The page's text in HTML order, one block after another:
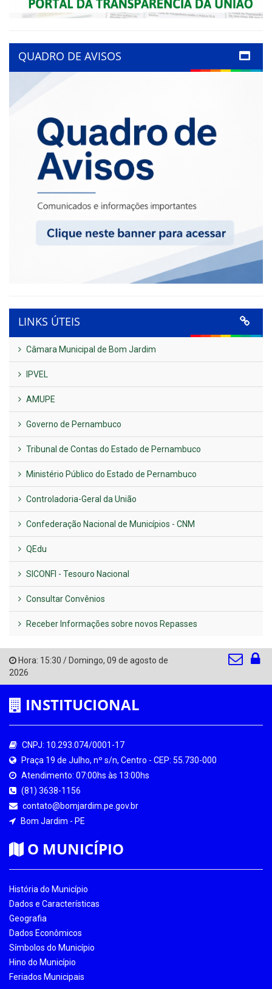
QUADRO DE AVISOS
LINKS ÚTEIS
Câmara Municipal de Bom Jardim
IPVEL
AMUPE
Governo de Pernambuco
Tribunal de Contas do Estado de Pernambuco
Ministério Público do Estado de Pernambuco
Controladoria-Geral da União
Confederação Nacional de Municípios - CNM
QEdu
SICONFI - Tesouro Nacional
Consultar Convênios
Receber Informações sobre novos Repasses
Hora: 15:30 / Domingo, 09 de agosto de
2026
INSTITUCIONAL
CNPJ: 10.293.074/0001-17
Praça 19 de Julho, nº s/n, Centro - CEP: 55.730-000
Atendimento: 07:00hs às 13:00hs
(81) 3638-1156
contato@bomjardim.pe.gov.br
Bom Jardim - PE
O MUNICÍPIO
História do Município
Dados e Características
Geografia
Dados Econômicos
Símbolos do Município
Hino do Município
Feriados Municipais